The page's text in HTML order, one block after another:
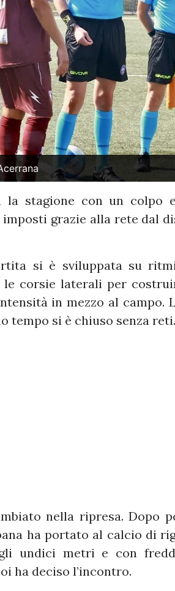
stagione con un colpo
grazie alla rete dal
si è sviluppata su
corsie laterali per
in mezzo al campo.
tempo si è chiuso senza reti.
nella ripresa. Dopo
ha portato al calcio di
undici metri e con
ha deciso l’incontro.